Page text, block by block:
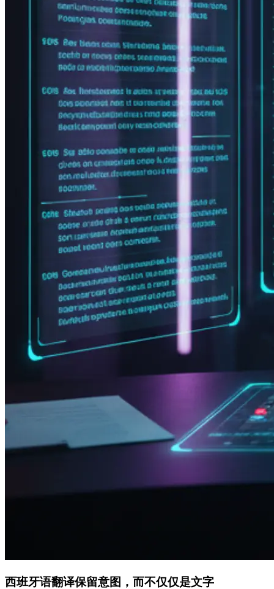
西班牙语翻译保留意图，而不仅仅是文字